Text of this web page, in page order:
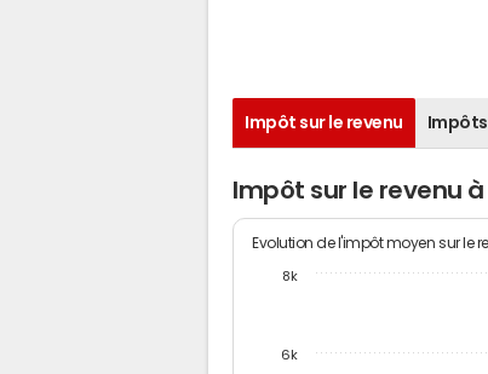
Impôt sur le revenu
Impôt sur le revenu
Evolution de l'impôt moyen sur le
6k
8k